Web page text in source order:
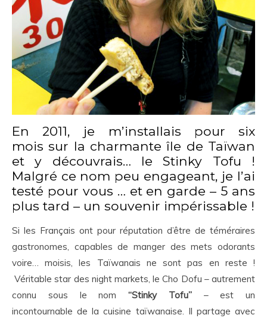
En 2011, je m’installais pour six
mois sur la charmante île de Taïwan
et y découvrais… le Stinky Tofu !
Malgré ce nom peu engageant, je l’ai
testé pour vous … et en garde – 5 ans
plus tard – un souvenir impérissable !
Si les Français ont pour réputation d’être de téméraires
gastronomes, capables de manger des mets odorants
voire… moisis, les Taïwanais ne sont pas en reste !
Véritable star des night markets, le Cho Dofu – autrement
connu sous le nom “Stinky Tofu”– est un
incontournable de la cuisine taïwanaise. Il partage avec